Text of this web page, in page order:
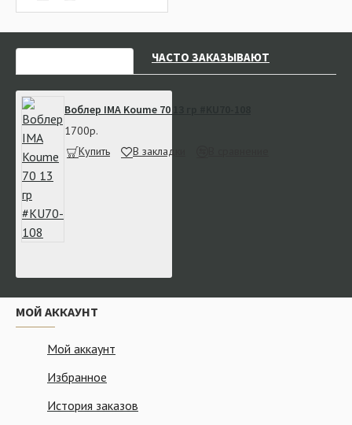
ЧАСТО ЗАКАЗЫВАЮТ
Воблер IMA Koume 70 13 гр #KU70-108
1700р.
Купить
В закладки
МОЙ АККАУНТ
Мой аккаунт
Избранное
История заказов